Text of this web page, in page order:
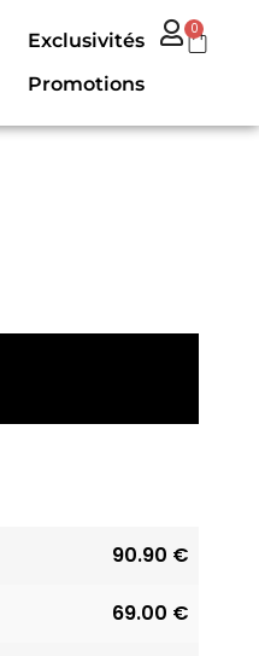
Exclusivités
Promotions
0
90.90 €
69.00 €